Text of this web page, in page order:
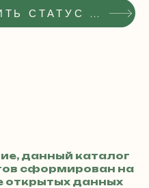
ПОЛУЧИТЬ СТАТУС РЕКОМЕНДОВАННОГО АДВОКАТА
данный каталог
сформирован на
открытых данных